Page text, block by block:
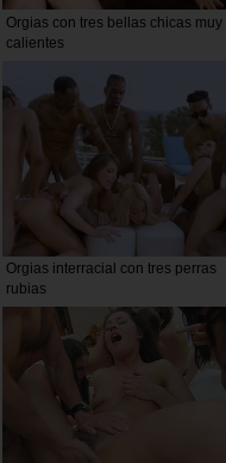
Orgias con tres bellas chicas muy
calientes
Orgias interracial con tres perras
rubias